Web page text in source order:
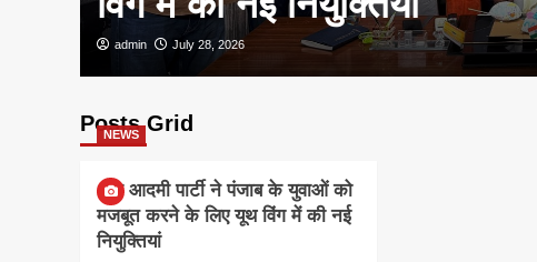
admin July 28, 2026
Posts Grid
NEWS
आम आदमी पार्टी ने पंजाब के युवाओं को
मजबूत करने के लिए यूथ विंग में की नई
नियुक्तियां